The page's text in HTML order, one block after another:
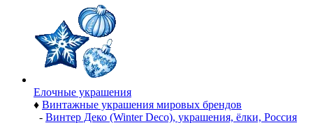
Елочные украшения
♦ Винтажные украшения мировых брендов
- Винтер Деко (Winter Deco), украшения, ёлки, Россия